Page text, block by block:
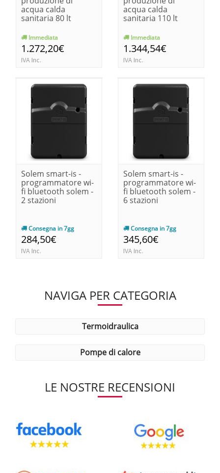
acqua calda
sanitaria 80 lt
Immediata
1.272,20€
IVA Inc.
acqua calda
sanitaria 110 lt
Immediata
1.344,54€
IVA Inc.
Solem smart-is -
programmatore wi-
fi bluetooth solem -
2 stazioni
Consegna in 7gg
284,50€
IVA Inc.
Solem smart-is -
programmatore wi-
fi bluetooth solem -
6 stazioni
Consegna in 7gg
345,60€
IVA Inc.
NAVIGA PER CATEGORIA
termoidraulica
pompe di calore
LE NOSTRE RECENSIONI